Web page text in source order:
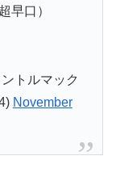
早口）
トルマック
November